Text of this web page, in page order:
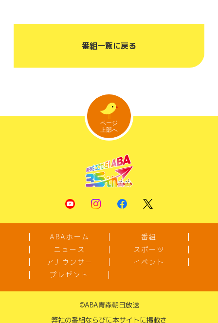
番組一覧に戻る
ABAホーム
番組
ニュース
スポーツ
アナウンサー
イベント
プレゼント
©ABA青森朝日放送
弊社の番組ならびに本サイトに掲載さ